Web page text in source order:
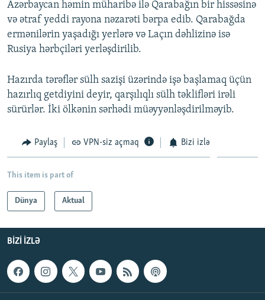
Azərbaycan həmin müharibə ilə Qarabağın bir hissəsinə
və ətraf yeddi rayona nəzarəti bərpa edib. Qarabağda
ermənilərin yaşadığı yerlərə və Laçın dəhlizinə isə
Rusiya hərbçiləri yerləşdirilib.
Hazırda tərəflər sülh sazişi üzərində işə başlamaq üçün
hazırlıq getdiyini deyir, qarşılıqlı sülh təklifləri irəli
sürürlər. İki ölkənin sərhədi müəyyənləşdirilməyib.
Paylaş VPN-siz açmaq Bizi izlə
This item is part of
Dünya Aktual
BIZI IZLƏ